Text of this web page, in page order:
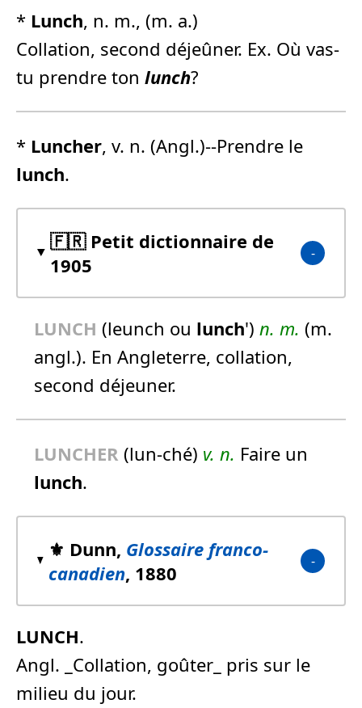
* Lunch, n. m., (m. a.)
Collation, second déjeûner. Ex. Où vas-
tu prendre ton lunch?
* Luncher, v. n. (Angl.)--Prendre le
lunch.
🇫🇷 Petit dictionnaire de
1905
LUNCH (leunch ou lunch') n. m. (m.
angl.). En Angleterre, collation,
second déjeuner.
LUNCHER (lun-ché) v. n. Faire un
lunch.
⚜️ Dunn, Glossaire franco-
canadien, 1880
LUNCH.
Angl. _Collation, goûter_ pris sur le
milieu du jour.